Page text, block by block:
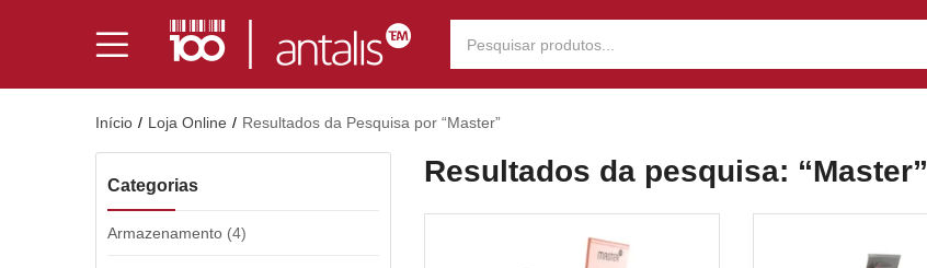
Início Loja Online Resultados da Pesquisa por “Master”
Categorias
Armazenamento (4)
Resultados da pesquisa: “Master”